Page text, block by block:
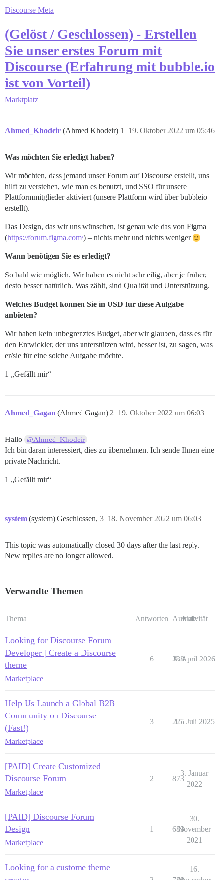
Discourse Meta
(Gelöst / Geschlossen) - Erstellen
Sie unser erstes Forum mit
Discourse (Erfahrung mit bubble.io
ist von Vorteil)
Marktplatz
Ahmed_Khodeir (Ahmed Khodeir) 19. Oktober 2022 um 05:46
1
Was möchten Sie erledigt haben?
Wir möchten, dass jemand unser Forum auf Discourse erstellt, uns
hilft zu verstehen, wie man es benutzt, und SSO für unsere
Plattformmitglieder aktiviert (unsere Plattform wird über bubbleio
erstellt).
Das Design, das wir uns wünschen, ist genau wie das von Figma
(https://forum.figma.com/) – nichts mehr und nichts weniger
Wann benötigen Sie es erledigt?
So bald wie möglich. Wir haben es nicht sehr eilig, aber je früher,
desto besser natürlich. Was zählt, sind Qualität und Unterstützung.
Welches Budget können Sie in USD für diese Aufgabe
anbieten?
Wir haben kein unbegrenztes Budget, aber wir glauben, dass es für
den Entwickler, der uns unterstützen wird, besser ist, zu sagen, was
er/sie für eine solche Aufgabe möchte.
1 „Gefällt mir“
Ahmed_Gagan (Ahmed Gagan) 19. Oktober 2022 um 06:03
2
Hallo @Ahmed_Khodeir
Ich bin daran interessiert, dies zu übernehmen. Ich sende Ihnen eine
private Nachricht.
1 „Gefällt mir“
system (system) Geschlossen, 18. November 2022 um 06:03
3
This topic was automatically closed 30 days after the last reply.
New replies are no longer allowed.
Verwandte Themen
Thema Antworten Aufrufe
Aktivität
Looking for Discourse Forum
Developer | Create a Discourse
theme
Marketplace
6 238
9. April 2026
Help Us Launch a Global B2B
Community on Discourse
(Fast!)
Marketplace
3 225
15. Juli 2025
[PAID] Create Customized
Discourse Forum
Marketplace
2 873
3. Januar
2022
[PAID] Discourse Forum
Design
Marketplace
1 683
30.
November
2021
Looking for a custome theme
16.